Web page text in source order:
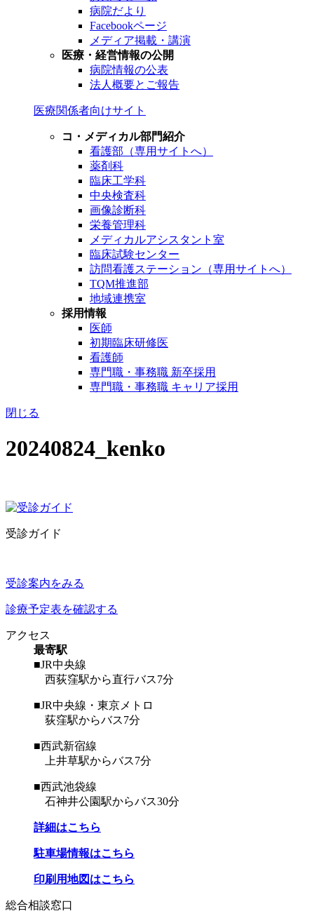
病院だより
Facebookページ
メディア掲載・講演
医療・経営情報の公開
病院情報の公表
法人概要とご報告
医療関係者向けサイト
コ・メディカル部門紹介
看護部（専用サイトへ）
薬剤科
臨床工学科
中央検査科
画像診断科
栄養管理科
メディカルアシスタント室
臨床試験センター
訪問看護ステーション（専用サイトへ）
TQM推進部
地域連携室
採用情報
医師
初期臨床研修医
看護師
専門職・事務職 新卒採用
専門職・事務職 キャリア採用
閉じる
20240824_kenko
受診ガイド
受診案内をみる
診療予定表を確認する
アクセス
最寄駅
■JR中央線
西荻窪駅から直行バス7分
■JR中央線・東京メトロ
荻窪駅からバス7分
■西武新宿線
上井草駅からバス7分
■西武池袋線
石神井公園駅からバス30分
詳細はこちら
駐車場情報はこちら
印刷用地図はこちら
総合相談窓口